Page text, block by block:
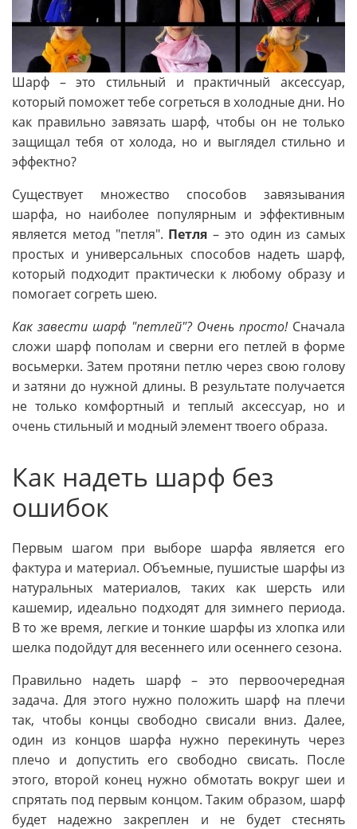
Шарф – это стильный и практичный аксессуар,
который поможет тебе согреться в холодные дни. Но
как правильно завязать шарф, чтобы он не только
защищал тебя от холода, но и выглядел стильно и
эффектно?
Существует множество способов завязывания
шарфа, но наиболее популярным и эффективным
является метод "петля". Петля – это один из самых
простых и универсальных способов надеть шарф,
который подходит практически к любому образу и
помогает согреть шею.
Как завести шарф "петлей"? Очень просто!Сначала
сложи шарф пополам и сверни его петлей в форме
восьмерки. Затем протяни петлю через свою голову
и затяни до нужной длины. В результате получается
не только комфортный и теплый аксессуар, но и
очень стильный и модный элемент твоего образа.
Как надеть шарф без
ошибок
Первым шагом при выборе шарфа является его
фактура и материал. Объемные, пушистые шарфы из
натуральных материалов, таких как шерсть или
кашемир, идеально подходят для зимнего периода.
В то же время, легкие и тонкие шарфы из хлопка или
шелка подойдут для весеннего или осеннего сезона.
Правильно надеть шарф – это первоочередная
задача. Для этого нужно положить шарф на плечи
так, чтобы концы свободно свисали вниз. Далее,
один из концов шарфа нужно перекинуть через
плечо и допустить его свободно свисать. После
этого, второй конец нужно обмотать вокруг шеи и
спрятать под первым концом. Таким образом, шарф
будет надежно закреплен и не будет стеснять